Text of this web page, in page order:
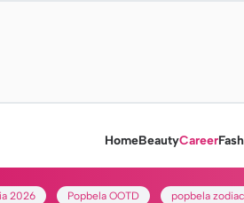
HomeBeautyCareer
2026 Popbela OOTD popbela zodiac